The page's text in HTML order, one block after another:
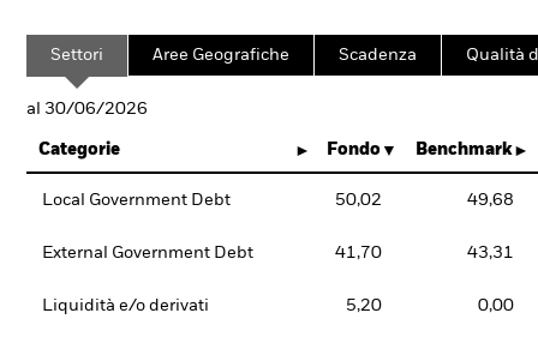
Settori Aree Geografiche Scadenza Qualità
al 30/06/2026
Categorie Fondo Benchmark
Local Government Debt 50,02 49,68
External Government Debt 41,70 43,31
Liquidità e/o derivati 5,20 0,00